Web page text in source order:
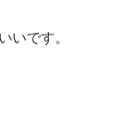
いです。